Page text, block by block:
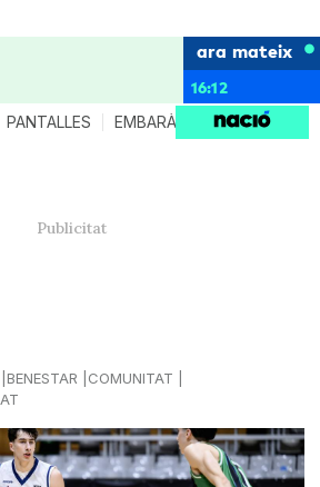
ara mateix
16:12
PANTALLES EMBARÀS CRIANÇA
BENESTAR
COMUNITAT